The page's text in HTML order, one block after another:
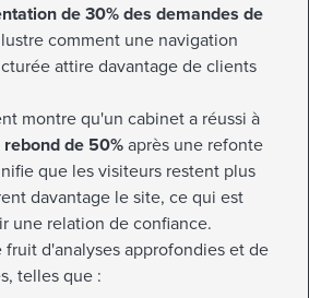
de 30% des demandes de
comment une navigation
attire davantage de clients
montre qu'un cabinet a réussi à
de 50% après une refonte
que les visiteurs restent plus
davantage le site, ce qui est
une relation de confiance.
fruit d'analyses approfondies et de
telles que :